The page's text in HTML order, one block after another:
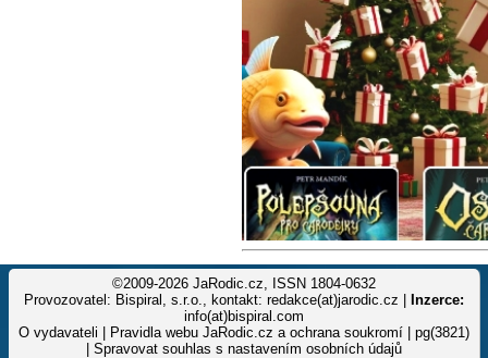
©2009-2026 JaRodic.cz, ISSN 1804-0632
Provozovatel: Bispiral, s.r.o., kontakt: redakce(at)jarodic.cz |
Inzerce:
info(at)bispiral.com
O vydavateli
Pravidla webu JaRodic.cz a ochrana soukromí | pg(3821)
Spravovat souhlas s nastavením osobních údajů